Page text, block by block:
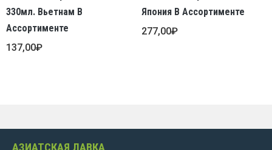
330мл. Вьетнам В
Ассортименте
137,00₽
Япония В Ассортименте
277,00₽